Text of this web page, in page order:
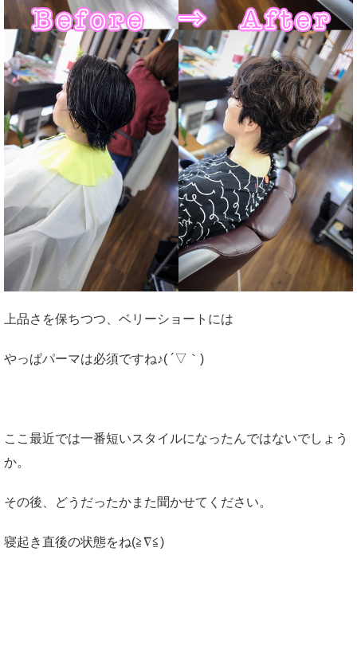
上品さを保ちつつ、ベリーショートには
やっぱパーマは必須ですね♪( ´▽｀)
ここ最近では一番短いスタイルになったんではないでしょう
か。
その後、どうだったかまた聞かせてください。
寝起き直後の状態をね(≧∇≦)